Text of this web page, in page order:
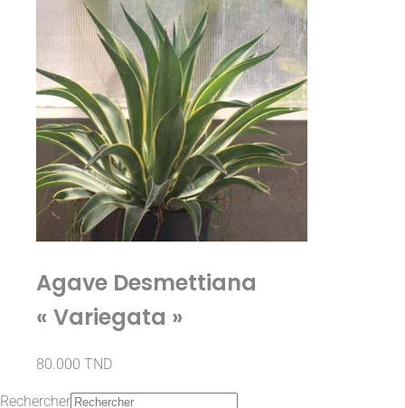
Agave Desmettiana
« Variegata »
80.000 TND
Rechercher